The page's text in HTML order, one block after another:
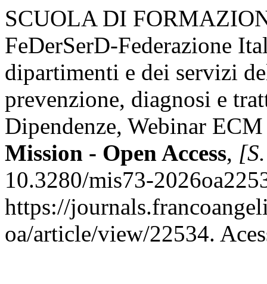
SCUOLA DI
FeDerSerD-Federazione
dipartimenti e dei servizi
prevenzione, diagnosi e
Dipendenze, Webinar
Mission - Open Access,
10.3280/mis73-
https://
oa/article/view/22534.